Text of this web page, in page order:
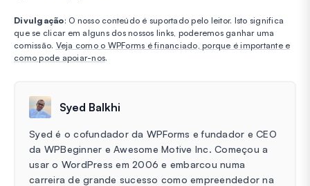
Divulgação: O nosso conteúdo é suportado pelo leitor. Isto significa
que se clicar em alguns dos nossos links, poderemos ganhar uma
comissão. Veja como o WPForms é financiado, porque é importante e
como pode apoiar-nos.
Syed Balkhi
Syed é o cofundador da WPForms e fundador e CEO
da WPBeginner e Awesome Motive Inc. Começou a
usar o WordPress em 2006 e embarcou numa
carreira de grande sucesso como empreendedor na